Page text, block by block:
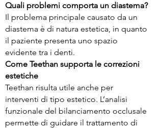
Quali problemi comporta un diastema?
Il problema principale causato da un
diastema è di natura estetica, in quanto
il paziente presenta uno spazio
evidente tra i denti.
Come Teethan supporta le correzioni
estetiche
Teethan risulta utile anche per
interventi di tipo estetico. L’analisi
funzionale del bilanciamento occlusale
permette di guidare il trattamento di